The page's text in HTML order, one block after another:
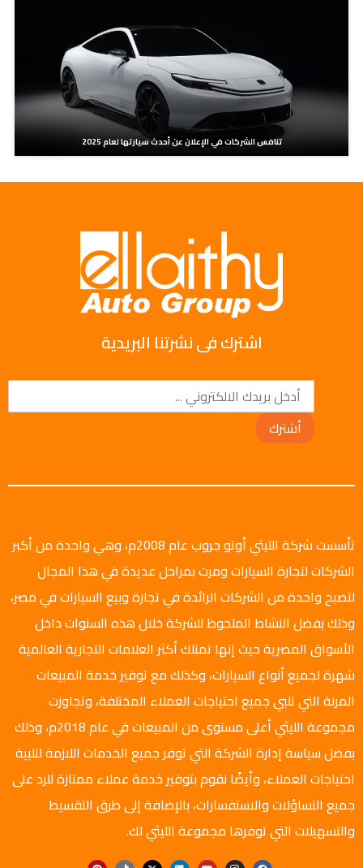
تنافس الشركات في الإعلان عن أحدث سيارتها لعام 2025
اشترك فى نشرتنا البريدية
أشترك
تأسست شركة الليثي أوتو جروب عام 2008م، وهي واحدة من أكبر
الشركات لتجارة السيارات ومرت بمراحل عديدة في هذا المجال
لتصبح واحدة من الشركات الرائدة في تجارة وبيع السيارات في مصر،
وذلك بفضل النشاط الملحوظ للشركة خلال هذه السنوات داخل
الأسواق المصرية حيث إنها تمتلك أكثر العلامات التجارية العالمية
شهرة لجميع أنواع السيارات، وكذلك مع توفير خدمة المبيعات
المرنة التي تلبي جميع احتياجات العملاء المختلفة، وتجاوزت
مجموعة الليثي أعلى مستوى من المبيعات في عام 2018م، وذلك
بفضل سياسة إدارة الشركة التي توفر جميع الخدمات اللازمة لتلبية
احتياجات العملاء، وأيضًا نقوم بتوفير خدمة عملاء ممتازة للرد على
جميع التساؤلات والاستفسارات، بالإضافة إلى طرق التقسيط
والتسهيلات التي توفرها مجموعة الليثي لك.